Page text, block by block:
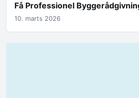
Få Professionel
10. marts 2026